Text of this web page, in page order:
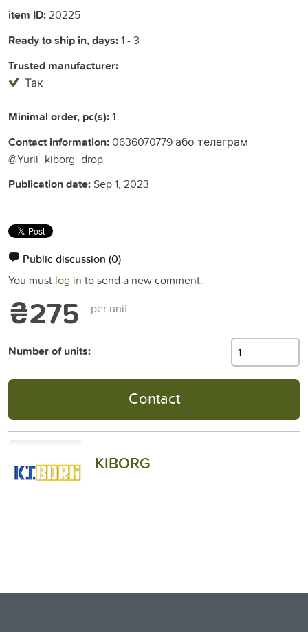
item ID:20225
Ready to ship in, days:1 - 3
Trusted manufacturer:
Так
Minimal order, pc(s):1
Contact information:0636070779 або телеграм
@Yurii_kiborg_drop
Publication date: Sep 1, 2023
Public discussion (0)
You must log in to send a new comment.
₴275 per unit
Number of units:
Contact
KIBORG